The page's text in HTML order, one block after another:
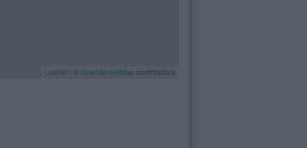
Leaflet | © OpenStreetMapcontributors